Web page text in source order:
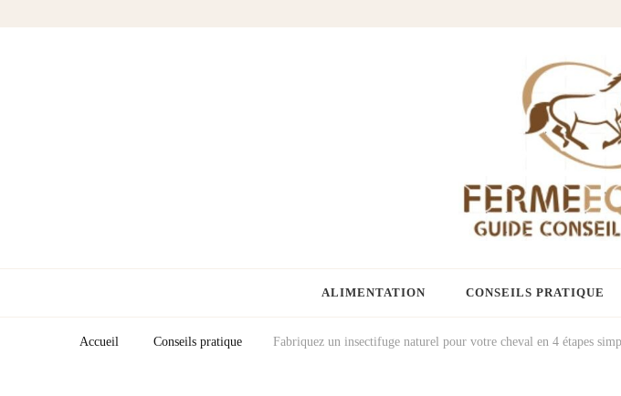
ALIMENTATION CONSEILS PRATIQUE
Accueil Conseils pratique Fabriquez un insectifuge naturel pour votre cheval en 4 étapes